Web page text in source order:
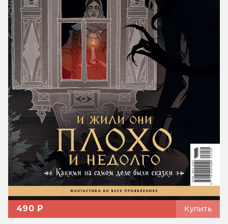
490 ₽ Купить